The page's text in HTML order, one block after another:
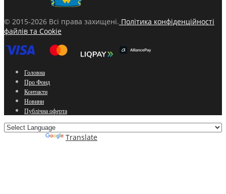
© 2015-2026 Всі права захищені. Політика конфіденційності
файлів та Cookie
Головна
Про Фонд
Контакти
Новини
Публічна оферта
Translate